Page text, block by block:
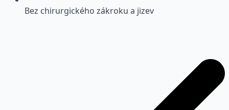
Bez chirurgického zákroku a jizev